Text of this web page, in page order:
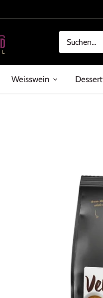
Weisswein